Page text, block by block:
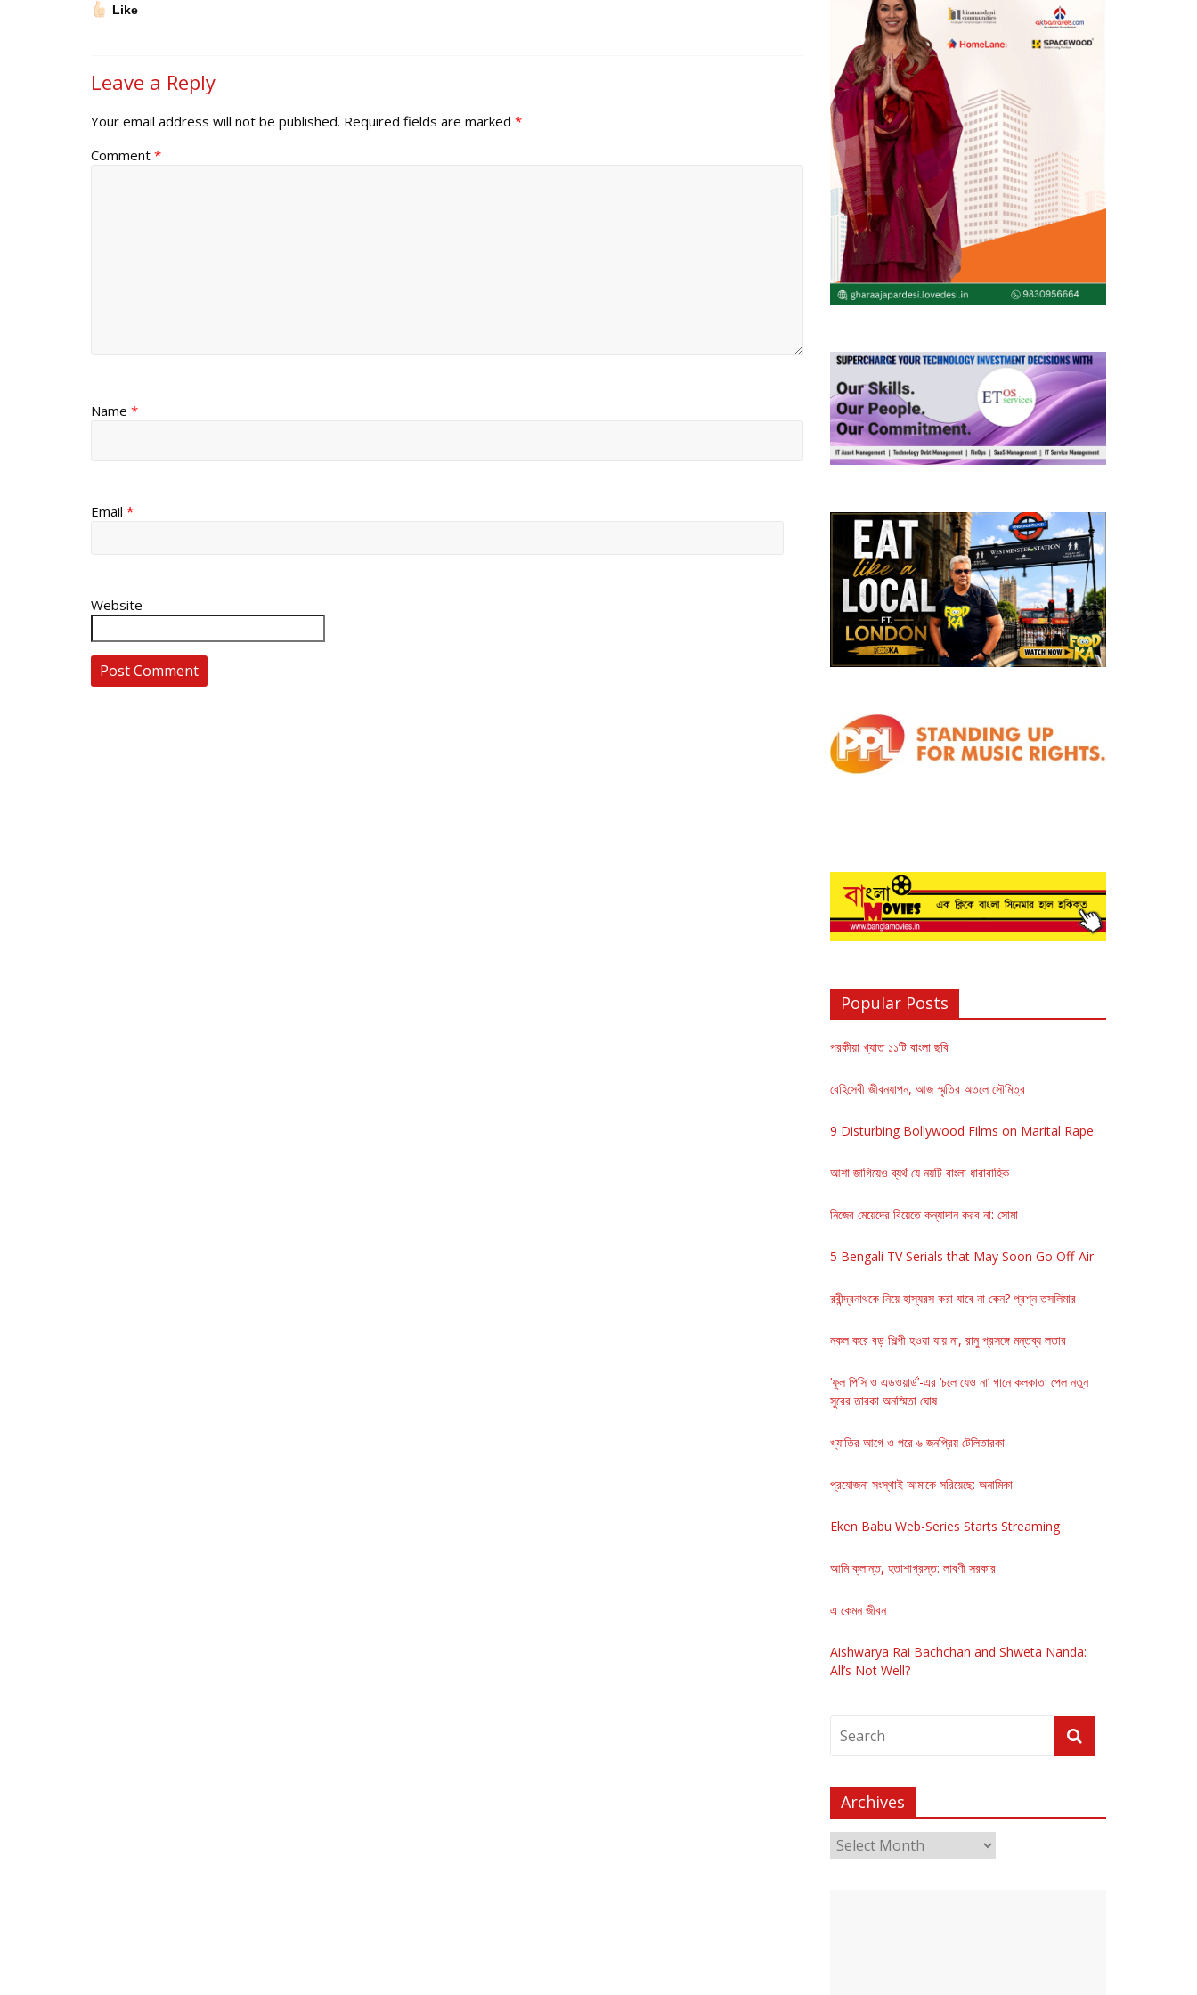
Like
Leave a Reply
Your email address will not be published. Required fields are marked *
Comment *
Name *
Email *
Website
Popular Posts
পরকীয়া খ্যাত ১১টি বাংলা ছবি
বেহিসেবী জীবনযাপন, আজ স্মৃতির অতলে সৌমিত্র
9 Disturbing Bollywood Films on Marital Rape
আশা জাগিয়েও ব্যর্থ যে নয়টি বাংলা ধারাবাহিক
নিজের মেয়েদের বিয়েতে কন্যাদান করব না: সোমা
5 Bengali TV Serials that May Soon Go Off-Air
রবীন্দ্রনাথকে নিয়ে হাস্যরস করা যাবে না কেন? প্রশ্ন তসলিমার
নকল করে বড় শিল্পী হওয়া যায় না, রানু প্রসঙ্গে মন্তব্য লতার
‘ফুল পিসি ও এডওয়ার্ড’-এর ‘চলে যেও না’ গানে কলকাতা পেল নতুন
সুরের তারকা অনস্মিতা ঘোষ
খ্যাতির আগে ও পরে ৬ জনপ্রিয় টেলিতারকা
প্রযোজনা সংস্থাই আমাকে সরিয়েছে: অনামিকা
Eken Babu Web-Series Starts Streaming
আমি ক্লান্ত, হতাশাগ্রস্ত: লাবণী সরকার
এ কেমন জীবন
Aishwarya Rai Bachchan and Shweta Nanda:
All’s Not Well?
Archives